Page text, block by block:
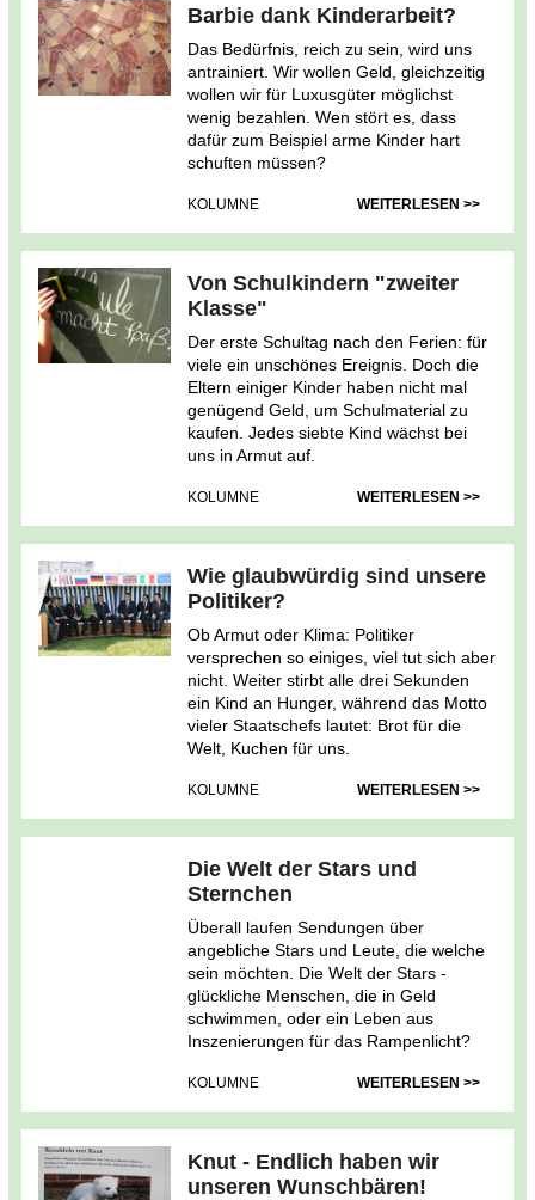
Barbie dank Kinderarbeit?
Das Bedürfnis, reich zu sein, wird uns
antrainiert. Wir wollen Geld, gleichzeitig
wollen wir für Luxusgüter möglichst
wenig bezahlen. Wen stört es, dass
dafür zum Beispiel arme Kinder hart
schuften müssen?
KOLUMNE WEITERLESEN >>
Von Schulkindern "zweiter
Klasse"
Der erste Schultag nach den Ferien: für
viele ein unschönes Ereignis. Doch die
Eltern einiger Kinder haben nicht mal
genügend Geld, um Schulmaterial zu
kaufen. Jedes siebte Kind wächst bei
uns in Armut auf.
KOLUMNE WEITERLESEN >>
Wie glaubwürdig sind unsere
Politiker?
Ob Armut oder Klima: Politiker
versprechen so einiges, viel tut sich aber
nicht. Weiter stirbt alle drei Sekunden
ein Kind an Hunger, während das Motto
vieler Staatschefs lautet: Brot für die
Welt, Kuchen für uns.
KOLUMNE WEITERLESEN >>
Die Welt der Stars und
Sternchen
Überall laufen Sendungen über
angebliche Stars und Leute, die welche
sein möchten. Die Welt der Stars -
glückliche Menschen, die in Geld
schwimmen, oder ein Leben aus
Inszenierungen für das Rampenlicht?
KOLUMNE WEITERLESEN >>
Knut - Endlich haben wir
unseren Wunschbären!